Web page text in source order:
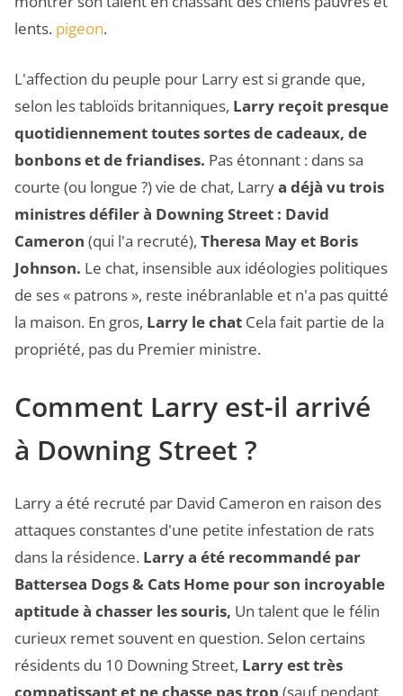
lents. pigeon.
L'affection du peuple pour Larry est si grande que,
selon les tabloïds britanniques, Larry reçoit presque
quotidiennement toutes sortes de cadeaux, de
bonbons et de friandises. Pas étonnant : dans sa
courte (ou longue ?) vie de chat, Larrya déjà vu trois
ministres défiler à Downing Street : David
Cameron (qui l'a recruté), Theresa May et Boris
Johnson. Le chat, insensible aux idéologies politiques
de ses « patrons », reste inébranlable et n'a pas quitté
la maison. En gros, Larry le chat Cela fait partie de la
propriété, pas du Premier ministre.
Comment Larry est-il arrivé
à Downing Street ?
Larry a été recruté par David Cameron en raison des
attaques constantes d'une petite infestation de rats
dans la résidence. Larry a été recommandé par
Battersea Dogs & Cats Home pour son incroyable
aptitude à chasser les souris, Un talent que le félin
curieux remet souvent en question. Selon certains
résidents du 10 Downing Street, Larry esttrès